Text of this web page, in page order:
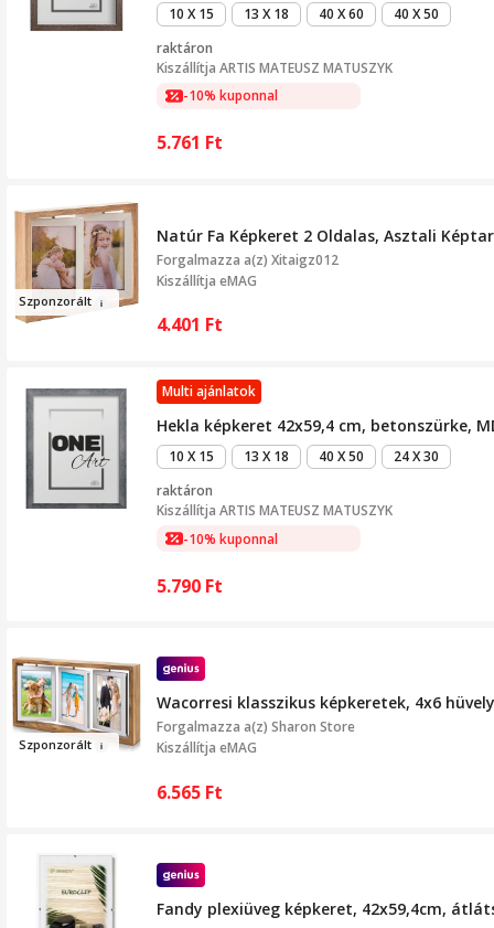
10 X 15 13 X 18 40 X 60
40 X 50
raktáron
Kiszállítja ARTIS MATEUSZ MATUSZYK
-10% kuponnal
5.761 Ft
Szponzorált
Natúr Fa Képkeret 2 Oldalas, Asztali
Forgalmazza a(z) Xitaigz012
Kiszállítja eMAG
4.401 Ft
Multi ajánlatok
Hekla képkeret 42x59,4 cm, betonszürke,
10 X 15 13 X 18 40 X 50
24 X 30
raktáron
Kiszállítja ARTIS MATEUSZ MATUSZYK
-10% kuponnal
5.790 Ft
Szponzorált
Wacorresi klasszikus képkeretek, 4x6
Forgalmazza a(z) Sharon Store
Kiszállítja eMAG
6.565 Ft
Fandy plexiüveg képkeret, 42x59,4cm,